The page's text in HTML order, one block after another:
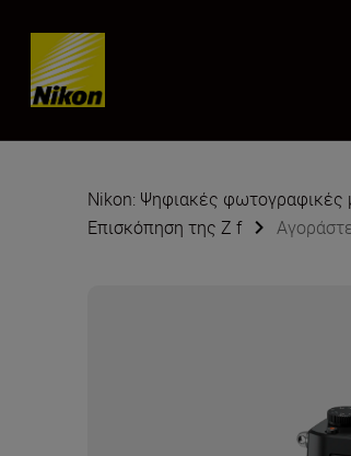
Skip content
Nikon: Ψηφιακές φωτογραφικές
Επισκόπηση της Z f